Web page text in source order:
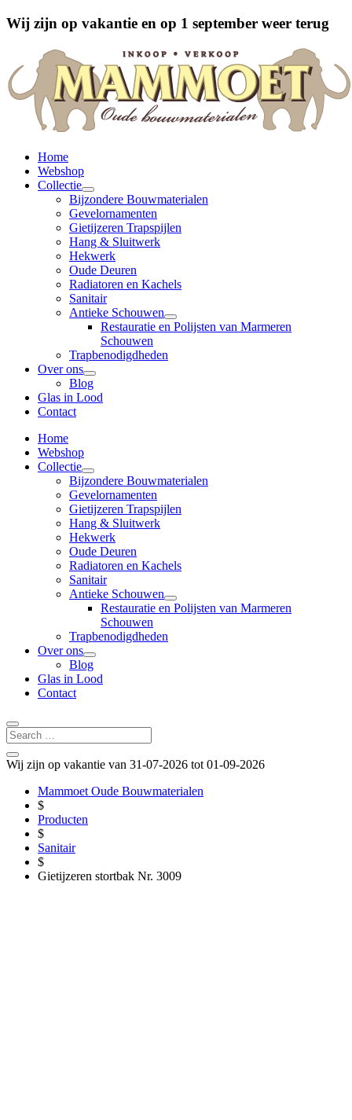
Wij zijn op vakantie en op 1 september weer terug
Home
Webshop
Collectie
Bijzondere Bouwmaterialen
Gevelornamenten
Gietijzeren Trapspijlen
Hang & Sluitwerk
Hekwerk
Oude Deuren
Radiatoren en Kachels
Sanitair
Antieke Schouwen
Restauratie en Polijsten van Marmeren
Schouwen
Trapbenodigdheden
Over ons
Blog
Glas in Lood
Contact
Home
Webshop
Collectie
Bijzondere Bouwmaterialen
Gevelornamenten
Gietijzeren Trapspijlen
Hang & Sluitwerk
Hekwerk
Oude Deuren
Radiatoren en Kachels
Sanitair
Antieke Schouwen
Restauratie en Polijsten van Marmeren
Schouwen
Trapbenodigdheden
Over ons
Blog
Glas in Lood
Contact
Wij zijn op vakantie van 31-07-2026 tot 01-09-2026
Mammoet Oude Bouwmaterialen
$
Producten
$
Sanitair
$
Gietijzeren stortbak Nr. 3009